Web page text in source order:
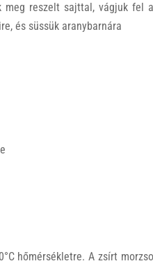
reszelt sajttal, vágjuk fel
és süssük aranybarnára
hőmérsékletre. A zsírt